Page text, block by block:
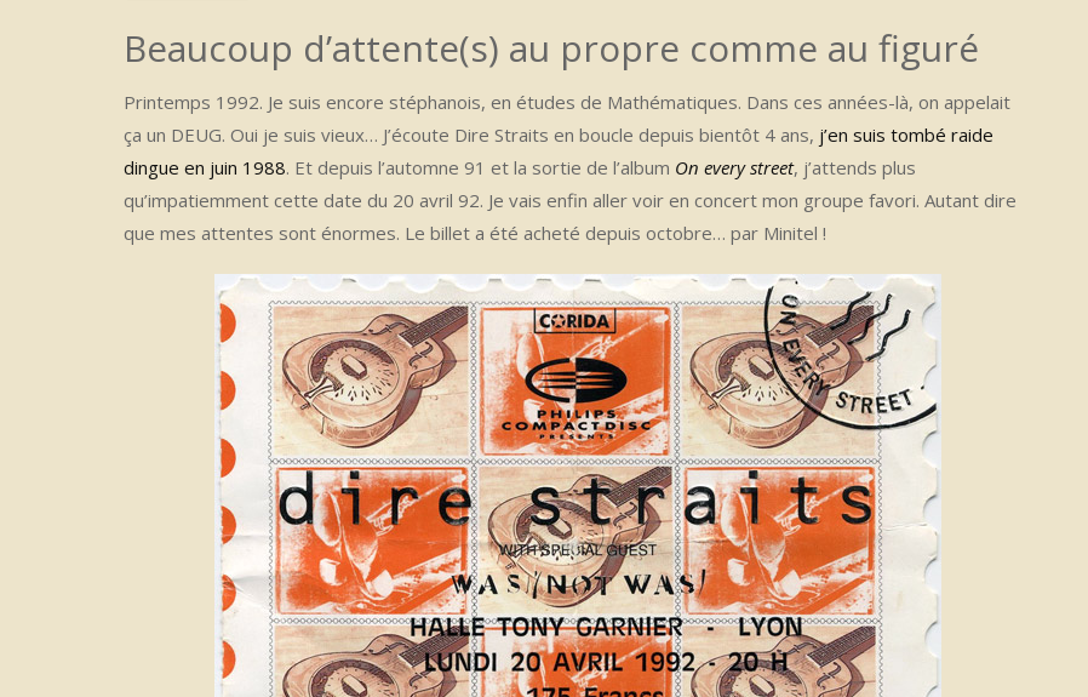
Beaucoup d’attente(s) au propre comme au figuré
Printemps 1992. Je suis encore stéphanois, en études de Mathématiques. Dans ces années-là, on appelait
ça un DEUG. Oui je suis vieux… J’écoute Dire Straits en boucle depuis bientôt 4 ans, j’en suis tombé raide
dingue en juin 1988. Et depuis l’automne 91 et la sortie de l’album On every street, j’attends plus
qu’impatiemment cette date du 20 avril 92. Je vais enfin aller voir en concert mon groupe favori. Autant dire
que mes attentes sont énormes. Le billet a été acheté depuis octobre… par Minitel !